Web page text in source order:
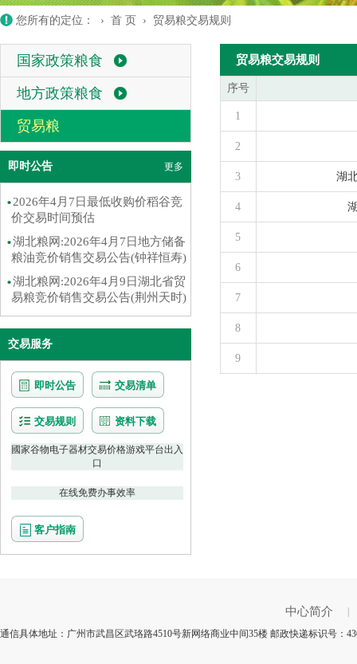
您所有的定位： › 首 页 › 贸易粮交易规则
国家政策粮食
地方政策粮食
贸易粮
即时公告 更多
2026年4月7日最低收购价稻谷竞
价交易时间预估
湖北粮网:2026年4月7日地方储备
粮油竞价销售交易公告(钟祥恒寿)
湖北粮网:2026年4月9日湖北省贸
易粮竞价销售交易公告(荆州天时)
交易服务
即时公告 交易清单
交易规则 资料下载
國家谷物电子器材交易价格游戏平台出入
口
在线免费办事效率
客户指南
贸易粮交易规则
序号
1
2
3 湖
4
5
6
7
8
9
中心简介
通信具体地址：广州市武昌区武珞路4510号新网络商业中间35楼 邮政快递标识号：